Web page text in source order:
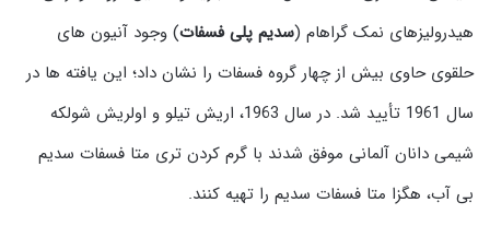
هیدرولیزهای نمک گراهام (سدیم پلی فسفات) وجود آنیون های
حلقوی حاوی بیش از چهار گروه فسفات را نشان داد؛ این یافته ها در
سال 1961 تأیید شد. در سال 1963، اریش تیلو و اولریش شولکه
شیمی دانان آلمانی موفق شدند با گرم كردن تری متا فسفات سدیم
بی آب، هگزا متا فسفات سدیم را تهیه كنند.